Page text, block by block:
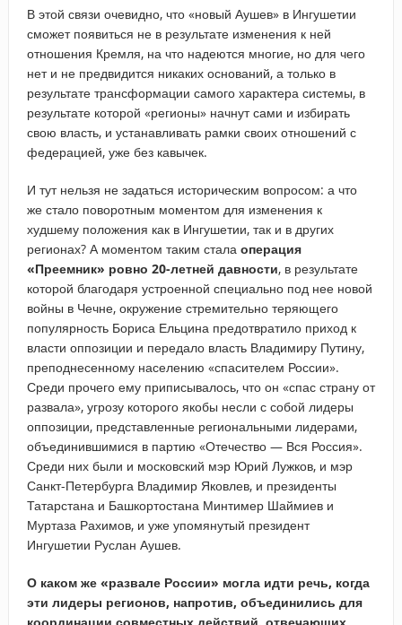
В этой связи очевидно, что «новый Аушев» в Ингушетии
сможет появиться не в результате изменения к ней
отношения Кремля, на что надеются многие, но для чего
нет и не предвидится никаких оснований, а только в
результате трансформации самого характера системы, в
результате которой «регионы» начнут сами и избирать
свою власть, и устанавливать рамки своих отношений с
федерацией, уже без кавычек.
И тут нельзя не задаться историческим вопросом: а что
же стало поворотным моментом для изменения к
худшему положения как в Ингушетии, так и в других
регионах? А моментом таким стала операция
«Преемник» ровно 20-летней давности, в результате
которой благодаря устроенной специально под нее новой
войны в Чечне, окружение стремительно теряющего
популярность Бориса Ельцина предотвратило приход к
власти оппозиции и передало власть Владимиру Путину,
преподнесенному населению «спасителем России».
Среди прочего ему приписывалось, что он «спас страну от
развала», угрозу которого якобы несли с собой лидеры
оппозиции, представленные региональными лидерами,
объединившимися в партию «Отечество — Вся Россия».
Среди них были и московский мэр Юрий Лужков, и мэр
Санкт-Петербурга Владимир Яковлев, и президенты
Татарстана и Башкортостана Минтимер Шаймиев и
Муртаза Рахимов, и уже упомянутый президент
Ингушетии Руслан Аушев.
О каком же «развале России» могла идти речь, когда
эти лидеры регионов, напротив, объединились для